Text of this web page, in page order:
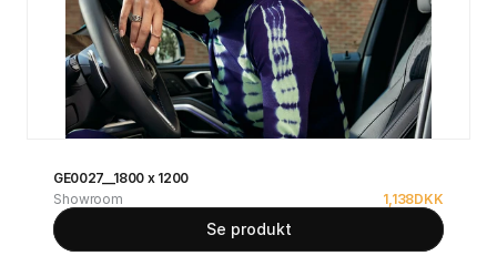
GE0027__1800 x 1200
Showroom
1,138DKK
Se produkt